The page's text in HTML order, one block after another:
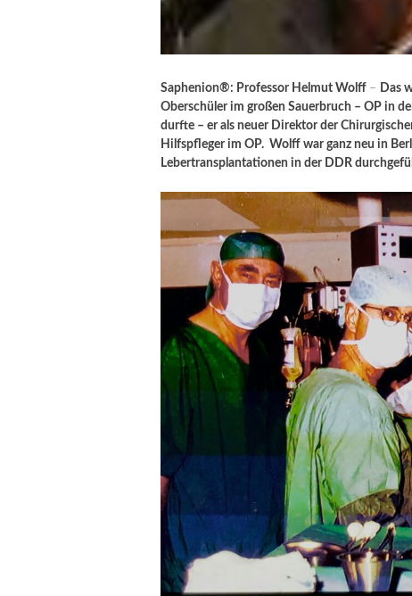
Saphenion®: Professor Helmut Wolff – Das
Oberschüler im großen Sauerbruch – OP in
durfte – er als neuer Direktor der
Hilfspfleger im OP. Wolff war ganz neu in
Lebertransplantationen in der DDR